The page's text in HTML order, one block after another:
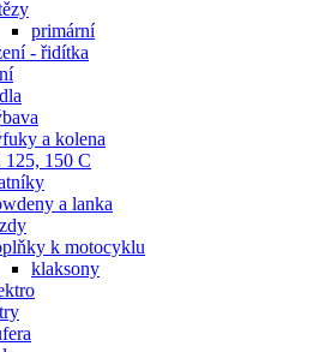
primární
- řidítka
a kolena
150 C
a lanka
k motocyklu
klaksony